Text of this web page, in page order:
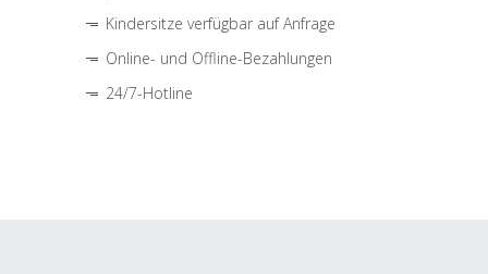
Kindersitze verfügbar auf Anfrage
Online- und Offline-Bezahlungen
24/7-Hotline